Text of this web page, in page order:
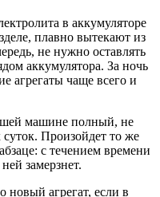
плавно вытекают из
не нужно оставлять
аккумулятора. За ночь
агрегаты чаще всего и
машине полный, не
суток. Произойдет то же
с течением времени
замерзнет.
новый агрегат, если в